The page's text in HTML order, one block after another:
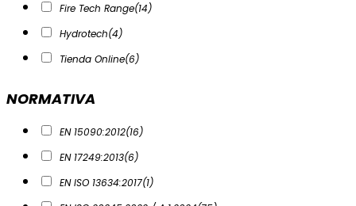
Fire Tech Range(14)
Hydrotech(4)
Tienda Online(6)
NORMATIVA
EN 15090:2012(16)
EN 17249:2013(6)
EN ISO 13634:2017(1)